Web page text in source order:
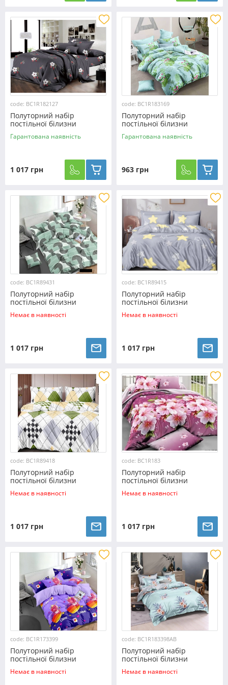
code: BC1R182127
Полуторний набір
постільної білизни
150*220 із Ранфорсу
№182127 Черешенка™
Гарантована наявність
1 017 грн
code: BC1R183169
Полуторний набір
постільної білизни
150*220 із Ранфорсу
№183169 Черешенка™
Гарантована наявність
963 грн
code: BC1R89431
Полуторний набір
постільної білизни
150*220 із Ранфорсу
№89431 Черешенка™
Немає в наявності
1 017 грн
code: BC1R89415
Полуторний набір
постільної білизни
150*220 із Ранфорсу
№89415 Черешенка™
Немає в наявності
1 017 грн
code: BC1R89418
Полуторний набір
постільної білизни
150*220 із Ранфорсу
№89418 Черешенка™
Немає в наявності
1 017 грн
code: BC1R183
Полуторний набір
постільної білизни
150*220 із Ранфорсу
№1R183 Черешенка™
Немає в наявності
1 017 грн
code: BC1R173399
Полуторний набір
постільної білизни
150*220 із Ранфорсу
№173399 Черешенка™
Немає в наявності
code: BC1R183398AB
Полуторний набір
постільної білизни
150*220 із Ранфорсу
№183398AB Черешенка™
Немає в наявності